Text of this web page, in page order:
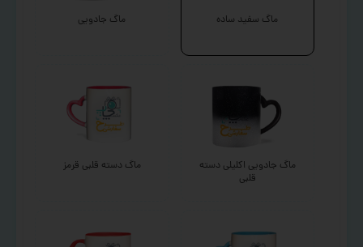
ماگ سفید ساده ماگ جادویی
ماگ جادویی اکلیلی دسته
قلبی
ماگ دسته قلبی قرمز